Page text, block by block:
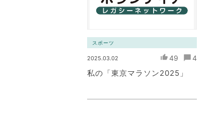
スポーツ
2025.03.02 49 4
私の「東京マラソン2025」